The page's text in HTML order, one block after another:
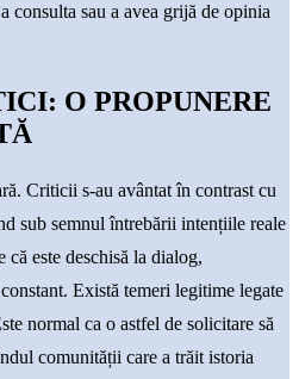
consulta sau a avea grijă de opinia
O PROPUNERE
Criticii s-au avântat în contrast cu
sub semnul întrebării intențiile reale
este deschisă la dialog,
Există temeri legitime legate
normal ca o astfel de solicitare să
comunității care a trăit istoria